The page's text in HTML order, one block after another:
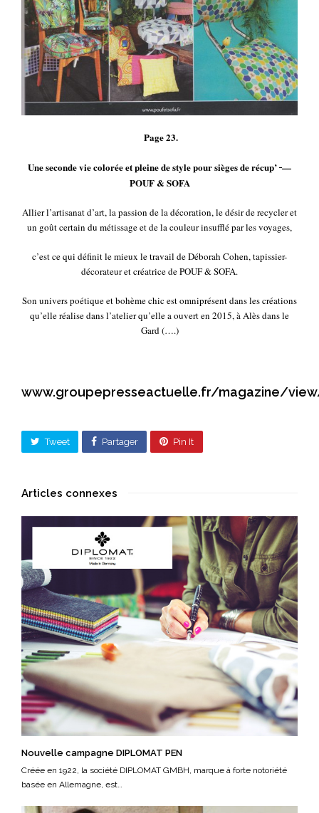
Page 23.
Une seconde vie colorée et pleine de style pour sièges de récup’ —
POUF & SOFA
Allier l’artisanat d’art, la passion de la décoration, le désir de recycler et
un goût certain du métissage et de la couleur insufflé par les voyages,
c’est ce qui définit le mieux le travail de Déborah Cohen, tapissier-
décorateur et créatrice de POUF & SOFA.
Son univers poétique et bohème chic est omniprésent dans les créations
qu’elle réalise dans l’atelier qu’elle a ouvert en 2015, à Alès dans le
Gard (….)
www.groupepresseactuelle.fr/magazine/
Tweet Partager Pin It
Articles connexes
Nouvelle campagne DIPLOMAT PEN
Créée en 1922, la société DIPLOMAT GMBH, marque à forte notoriété
basée en Allemagne, est…